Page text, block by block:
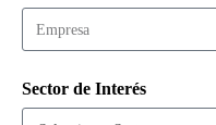
Sector de Interés